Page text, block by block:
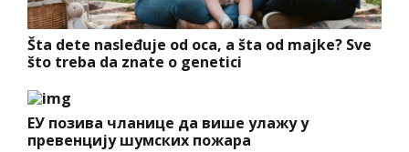
Šta dete nasleđuje od oca, a šta od majke? Sve
što treba da znate o genetici
ЕУ позива чланице да више улажу у
превенцију шумских пожара